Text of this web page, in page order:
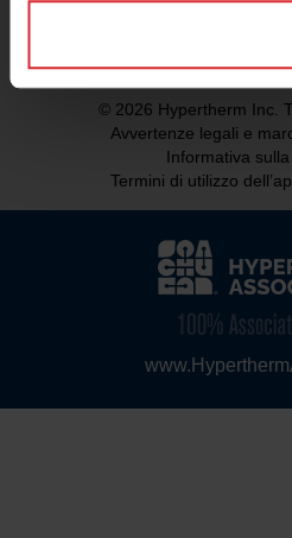
© 2026 Hypertherm Inc.
Avvertenze legali e
Informativa
Termini di utilizzo